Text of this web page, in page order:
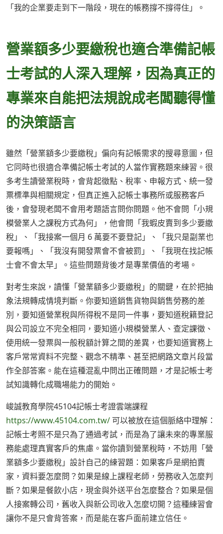
「我的企業要走到下一階段，現在的帳務撐不撐得住」。
營業額多少要繳稅也適合準備記帳
士考試的人深入理解，因為真正的
專業來自能把法規說成老闆聽得懂
的決策語言
雖然「營業額多少要繳稅」偏向有記帳需求的搜尋意圖，但
它同時也很適合準備記帳士考試的人當作實務題來練習。很
多考生讀營業稅時，會背起徵點、稅率、申報方式、統一發
票標準與相關規定，但真正進入記帳士事務所或服務客戶
後，會發現老闆不會用考題語言問你問題。他不會問「小規
模營業人之課稅方式為何」，他會問「我蝦皮賣到多少要繳
稅」、「我接案一個月 6 萬要不要登記」、「我只是副業也
要報嗎」、「我沒有開發票會不會被罰」、「我現在找記帳
士會不會太早」。這些問題背後才是專業價值的考場。
對考生來說，讀懂「營業額多少要繳稅」的關鍵，在於把抽
象法規轉成情境判斷。你要知道銷售貨物與銷售勞務的差
別，要知道營業稅與所得稅不是同一件事，要知道稅籍登記
與公司設立不完全相同，要知道小規模營業人、查定課徵、
使用統一發票與一般稅額計算之間的差異，也要知道實務上
客戶常常資料不完整、觀念不精準、甚至把網路文章片段當
作全部答案。能在這種混亂中問出正確問題，才是記帳士考
試知識轉化成職場能力的開始。
峻誠教育學院45104記帳士考證雲端課程
https://www.45104.com.tw/ 可以被放在這個脈絡中理解：
記帳士考照不是只為了通過考試，而是為了讓未來的專業服
務能處理真實客戶的焦慮。當你讀到營業稅時，不妨用「營
業額多少要繳稅」設計自己的練習題：如果客戶是網拍賣
家，資料要怎麼問？如果是線上課程老師，勞務收入怎麼判
斷？如果是餐飲小店，現金與外送平台怎麼整合？如果是個
人接案轉公司，舊收入與新公司收入怎麼切開？這種練習會
讓你不是只會背答案，而是能在客戶面前建立信任。